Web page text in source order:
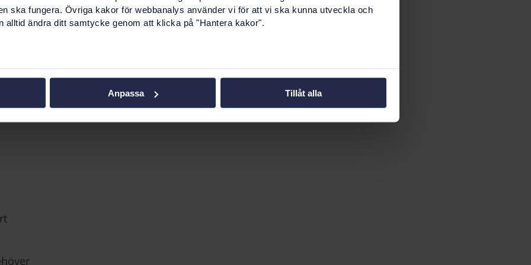
ska fungera. Övriga kakor för webbanalys använder vi för att vi ska kunna utveckla och
alltid ändra ditt samtycke genom att klicka på "Hantera kakor".
Anpassa Tillåt alla
E-